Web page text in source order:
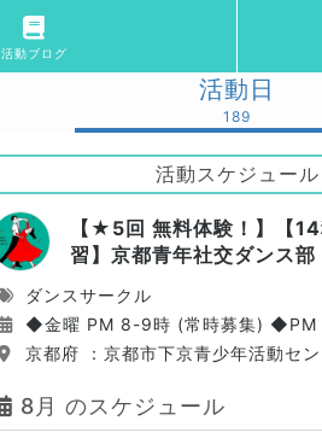
活動ブログ
活動日
189
活動スケジュール
【★5回 無料体験！】【
習】京都青年社交ダンス
ダンスサークル
◆金曜 PM 8-9時 (常時募集) ◆PM
京都府 ：京都市下京青少年活動セ
8月 のスケジュール